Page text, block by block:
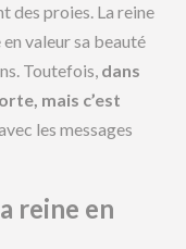
des proies. La reine
valeur sa beauté
Toutefois, dans
mais c’est
les messages
reine en